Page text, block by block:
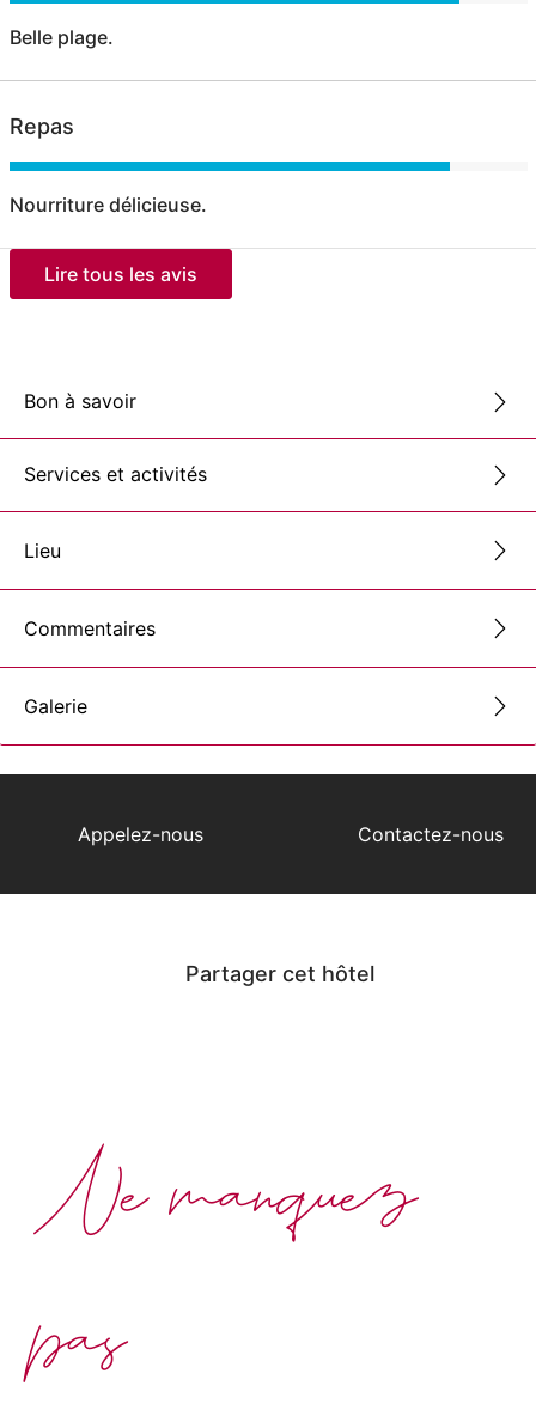
Belle plage.
Repas
Nourriture délicieuse.
Lire tous les avis
Bon à savoir
Services et activités
Lieu
Commentaires
Galerie
Appelez-nous Contactez-nous
Partager cet hôtel
Ne manquez
pas